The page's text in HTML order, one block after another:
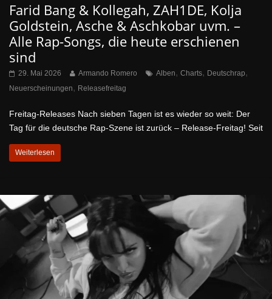
Farid Bang & Kollegah, ZAH1DE, Kolja
Goldstein, Asche & Aschkobar uvm. –
Alle Rap-Songs, die heute erschienen
sind
29. Mai 2026 Armando Romero Alben, Charts, Deutschrap,
Neuerscheinungen, Releasefreitag
Freitag-Releases Nach sieben Tagen ist es wieder so weit: Der
Tag für die deutsche Rap-Szene ist zurück – Release-Freitag! Seit
Weiterlesen